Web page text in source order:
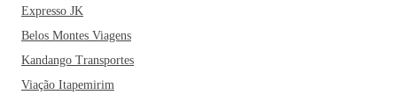
Expresso JK
Belos Montes Viagens
Kandango Transportes
Viação Itapemirim